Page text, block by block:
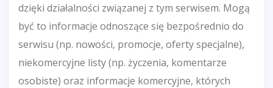
dzięki działalności związanej z tym serwisem. Mogą
być to informacje odnoszące się bezpośrednio do
serwisu (np. nowości, promocje, oferty specjalne),
niekomercyjne listy (np. życzenia, komentarze
osobiste) oraz informacje komercyjne, których